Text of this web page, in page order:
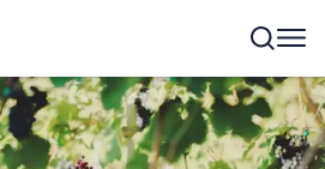
Regala